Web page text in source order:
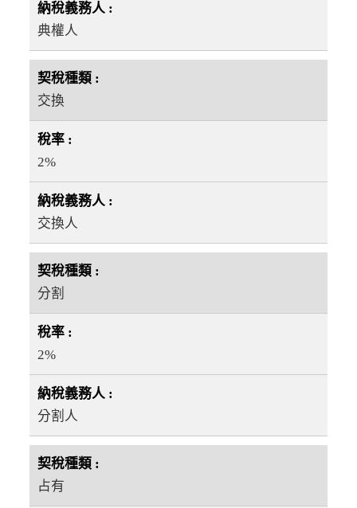
典權人
交換
2%
交換人
分割
2%
分割人
占有